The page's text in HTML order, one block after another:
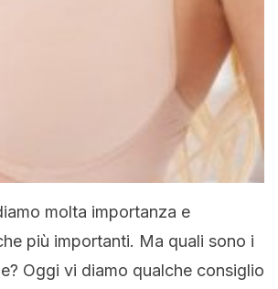
molta importanza e
più importanti. Ma quali sono i
Oggi vi diamo qualche consiglio